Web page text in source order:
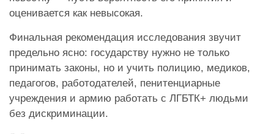
оценивается как невысокая.
Финальная рекомендация исследования звучит
предельно ясно: государству нужно не только
принимать законы, но и учить полицию, медиков,
педагогов, работодателей, пенитенциарные
учреждения и армию работать с ЛГБТК+ людьми
без дискриминации.